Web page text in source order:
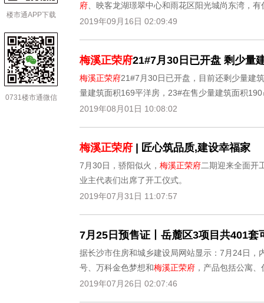
楼市通APP下载
0731楼市通微信
府 、映客龙湖璟翠中心和雨花区阳光城尚东湾，
中。
2019年09月16日 02:09:49
梅溪正荣府21#7月30日已开盘 剩少量
梅溪正荣府21#7月30日已开盘，目前还剩少量建
量建筑面积169平洋房，23#在售少量建筑面积
2019年08月01日 10:08:02
梅溪正荣府 | 匠心筑品质,建设幸福家
7月30日，骄阳似火， 梅溪正荣府二期迎来全面开
业主代表们出席了开工仪式。
2019年07月31日 11:07:57
7月25日预售证丨岳麓区3项目共401套
据长沙市住房和城乡建设局网站显示：7月24日
号、万科金色梦想和梅溪正荣府 ，产品包括公寓
2019年07月26日 02:07:46